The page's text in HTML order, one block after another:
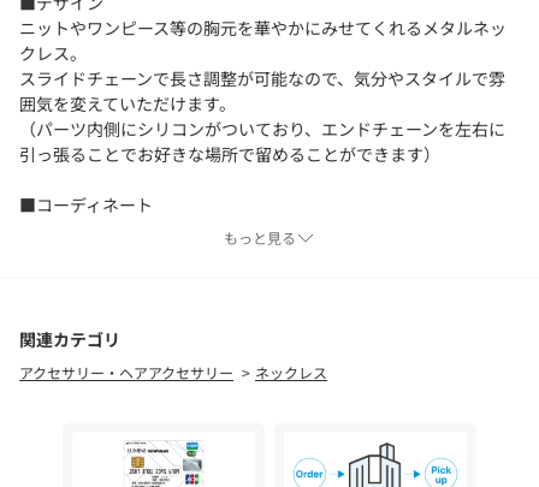
ニットやワンピース等の胸元を華やかにみせてくれるメタルネッ
クレス。
スライドチェーンで長さ調整が可能なので、気分やスタイルで雰
囲気を変えていただけます。
（パーツ内側にシリコンがついており、エンドチェーンを左右に
引っ張ることでお好きな場所で留めることができます）
■コーディネート
シンプルな装いに1本さらりと着用すると大人のスタイルを作れま
□お手入れ方法
・ご使用後は柔らかい布で汗や皮脂をやさしくふき取り、酸化を
もっと見る
関連カテゴリ
アクセサリー・ヘアアクセサリー ネックレス